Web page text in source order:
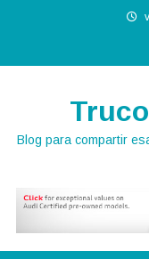
Blog para compartir